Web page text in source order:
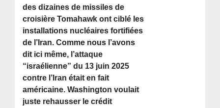
des dizaines de missiles de
croisière Tomahawk ont ciblé les
installations nucléaires fortifiées
de l’Iran. Comme nous l’avons
dit ici même, l’attaque
“israélienne” du 13 juin 2025
contre l’Iran était en fait
américaine. Washington voulait
juste rehausser le crédit